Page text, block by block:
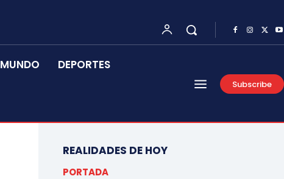
MUNDO DEPORTES
Subscribe
REALIDADES DE HOY
PORTADA